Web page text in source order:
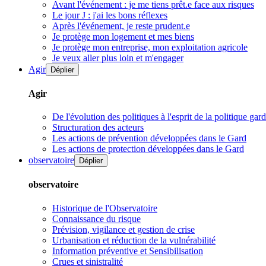
Avant l'événement : je me tiens prêt.e face aux risques
Le jour J : j'ai les bons réflexes
Après l'événement, je reste prudent.e
Je protège mon logement et mes biens
Je protège mon entreprise, mon exploitation agricole
Je veux aller plus loin et m'engager
Agir Déplier
Agir
De l'évolution des politiques à l'esprit de la politique
Structuration des acteurs
Les actions de prévention développées dans le Gard
Les actions de protection développées dans le Gard
observatoire
Déplier
observatoire
Historique de l'Observatoire
Connaissance du risque
Prévision, vigilance et gestion de crise
Urbanisation et réduction de la vulnérabilité
Information préventive et Sensibilisation
Crues et sinistralité